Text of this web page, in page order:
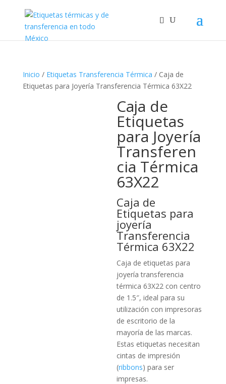
Inicio / Etiquetas Transferencia Térmica / Caja de
Etiquetas para Joyería Transferencia Térmica 63X22
Caja de
Etiquetas
para Joyería
Transferen
cia Térmica
63X22
Caja de
Etiquetas para
joyería
Transferencia
Térmica 63X22
Caja de etiquetas para
joyería transferencia
térmica 63X22 con centro
de 1.5″, ideal para su
utilización con impresoras
de escritorio de la
mayoría de las marcas.
Estas etiquetas necesitan
cintas de impresión
(ribbons) para ser
impresas.